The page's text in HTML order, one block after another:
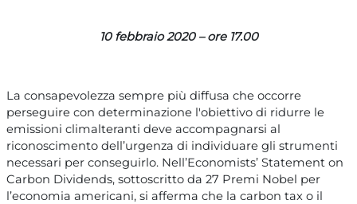
10 febbraio 2020 – ore 17.00
La consapevolezza sempre più diffusa che occorre
perseguire con determinazione l'obiettivo di ridurre le
emissioni climalteranti deve accompagnarsi al
riconoscimento dell’urgenza di individuare gli strumenti
necessari per conseguirlo. Nell’Economists’ Statement on
Carbon Dividends, sottoscritto da 27 Premi Nobel per
l’economia americani, si afferma che la carbon tax o il